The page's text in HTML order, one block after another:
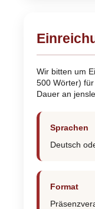
Wir bitten um
500 Wörter)
Dauer an
Sprachen
Deutsch
Format